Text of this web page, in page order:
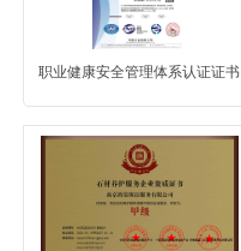
职业健康安全管理体系认证证书